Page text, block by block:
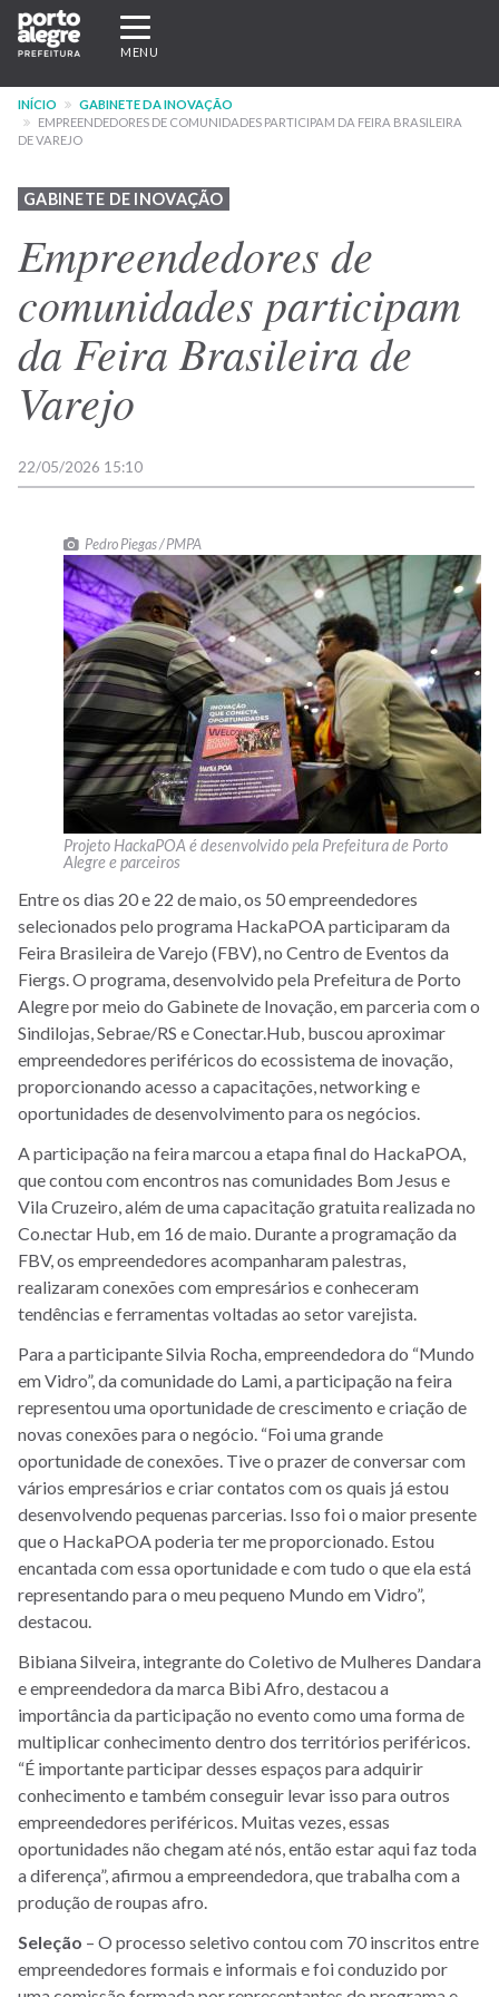
Pular
para
conteúdo
principal
Expandir/recolher
navegação
MENU
INÍCIO
GABINETE DA INOVAÇÃO
EMPREENDEDORES DE COMUNIDADES PARTICIPAM DA FEIRA BRASILEIRA
DE VAREJO
GABINETE DE INOVAÇÃO
Empreendedores de
comunidades participam
da Feira Brasileira de
Varejo
22/05/2026 15:10
Pedro Piegas / PMPA
Projeto HackaPOA é desenvolvido pela Prefeitura de Porto
Alegre e parceiros
Entre os dias 20 e 22 de maio, os 50 empreendedores
selecionados pelo programa HackaPOA participaram da
Feira Brasileira de Varejo (FBV), no Centro de Eventos da
Fiergs. O programa, desenvolvido pela Prefeitura de Porto
Alegre por meio do Gabinete de Inovação, em parceria com o
Sindilojas, Sebrae/RS e Conectar.Hub, buscou aproximar
empreendedores periféricos do ecossistema de inovação,
proporcionando acesso a capacitações, networking e
oportunidades de desenvolvimento para os negócios.
A participação na feira marcou a etapa final do HackaPOA,
que contou com encontros nas comunidades Bom Jesus e
Vila Cruzeiro, além de uma capacitação gratuita realizada no
Co.nectar Hub, em 16 de maio. Durante a programação da
FBV, os empreendedores acompanharam palestras,
realizaram conexões com empresários e conheceram
tendências e ferramentas voltadas ao setor varejista.
Para a participante Silvia Rocha, empreendedora do “Mundo
em Vidro”, da comunidade do Lami, a participação na feira
representou uma oportunidade de crescimento e criação de
novas conexões para o negócio. “Foi uma grande
oportunidade de conexões. Tive o prazer de conversar com
vários empresários e criar contatos com os quais já estou
desenvolvendo pequenas parcerias. Isso foi o maior presente
que o HackaPOA poderia ter me proporcionado. Estou
encantada com essa oportunidade e com tudo o que ela está
representando para o meu pequeno Mundo em Vidro”,
destacou.
Bibiana Silveira, integrante do Coletivo de Mulheres Dandara
e empreendedora da marca Bibi Afro, destacou a
importância da participação no evento como uma forma de
multiplicar conhecimento dentro dos territórios periféricos.
“É importante participar desses espaços para adquirir
conhecimento e também conseguir levar isso para outros
empreendedores periféricos. Muitas vezes, essas
oportunidades não chegam até nós, então estar aqui faz toda
a diferença”, afirmou a empreendedora, que trabalha com a
produção de roupas afro.
Seleção – O processo seletivo contou com 70 inscritos entre
empreendedores formais e informais e foi conduzido por